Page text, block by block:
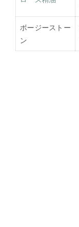
ボージーストー
ン